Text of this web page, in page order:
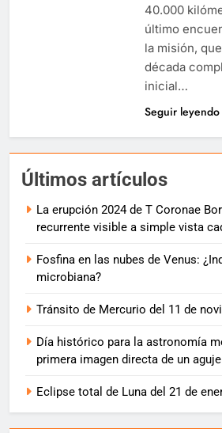
40.000
último
la misión,
década
inicial…
Seguir leyendo
Últimos artículos
La erupción 2024 de T Coronae
recurrente visible a simple vista
Fosfina en las nubes de Venus:
microbiana?
Tránsito de Mercurio del 11 de
Día histórico para la astronomía
primera imagen directa de un
Eclipse total de Luna del 21 de